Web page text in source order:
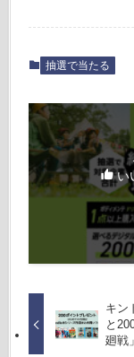
抽選で当たる
い
キン
と
廻戦